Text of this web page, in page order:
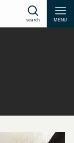
search MENU